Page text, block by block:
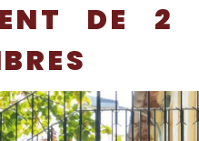
DE 2